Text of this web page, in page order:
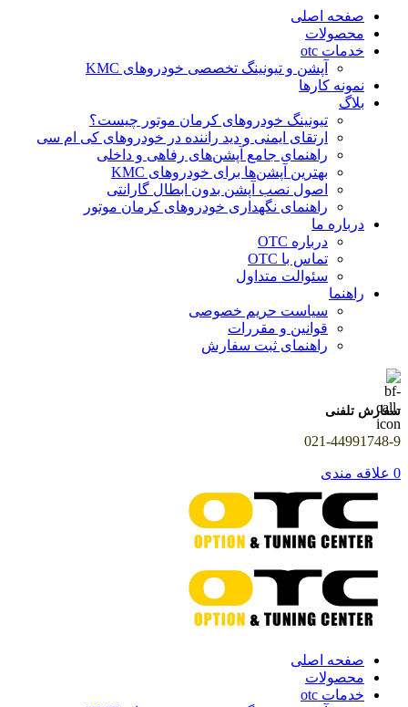
صفحه اصلی
محصولات
خدمات otc
آپشن و تیونینگ تخصصی خودروهای KMC
نمونه کارها
بلاگ
تیونینگ خودروهای کرمان موتور چیست؟
ارتقای ایمنی و دید راننده در خودروهای کی ام سی
راهنمای جامع آپشن‌های رفاهی و داخلی
بهترین آپشن‌ها برای خودروهای KMC
اصول نصب آپشن بدون ابطال گارانتی
راهنمای نگهداری خودروهای کرمان موتور
درباره ما
درباره OTC
تماس با OTC
سئوالت متداول
راهنما
سیاست حریم خصوصی
قوانین و مقررات
راهنمای ثبت سفارش
سفارش تلفنی
021-44991748-9
0 علاقه مندی
صفحه اصلی
محصولات
خدمات otc